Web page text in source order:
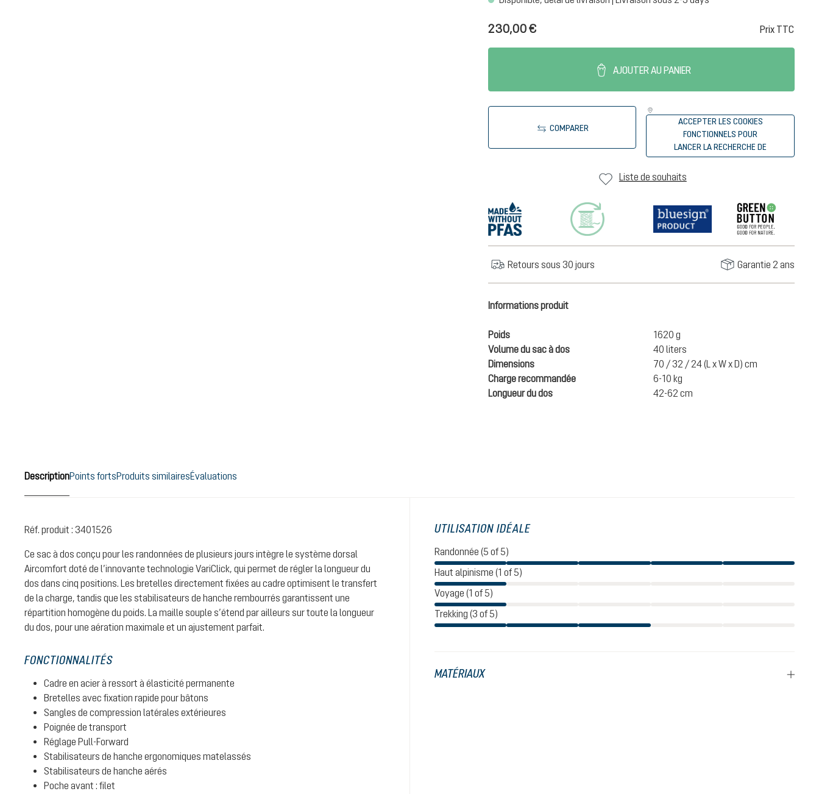
230,00 € Prix TTC
AJOUTER AU PANIER
COMPARER
ACCEPTER LES COOKIES
FONCTIONNELS POUR
LANCER LA RECHERCHE DE
REVENDEURS
Liste de souhaits
Retours sous 30 jours Garantie 2 ans
Informations produit
Poids
1620 g
Volume du sac à dos
40 liters
Dimensions
70 / 32 / 24 (L x W x D) cm
Charge recommandée
6-10 kg
Longueur du dos
42-62 cm
DescriptionPoints fortsProduits similairesÉvaluations
Réf. produit : 3401526
Ce sac à dos conçu pour les randonnées de plusieurs jours intègre le système dorsal
Aircomfort doté de l’innovante technologie VariClick, qui permet de régler la longueur du
dos dans cinq positions. Les bretelles directement fixées au cadre optimisent le transfert
de la charge, tandis que les stabilisateurs de hanche rembourrés garantissent une
répartition homogène du poids. La maille souple s’étend par ailleurs sur toute la longueur
du dos, pour une aération maximale et un ajustement parfait.
FONCTIONNALITÉS
Cadre en acier à ressort à élasticité permanente
Bretelles avec fixation rapide pour bâtons
Sangles de compression latérales extérieures
Poignée de transport
Réglage Pull-Forward
Stabilisateurs de hanche ergonomiques matelassés
Stabilisateurs de hanche aérés
Poche avant : filet
UTILISATION IDÉALE
Randonnée (5 of 5)
Haut alpinisme (1 of 5)
Voyage (1 of 5)
Trekking (3 of 5)
MATÉRIAUX